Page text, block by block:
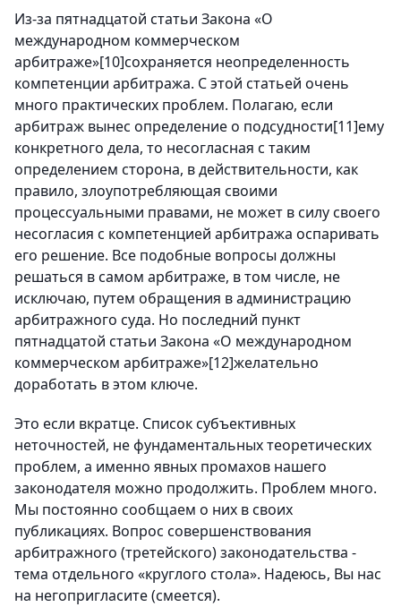
Из-за пятнадцатой статьи Закона «О
международном коммерческом
арбитраже»[10]сохраняется неопределенность
компетенции арбитража. С этой статьей очень
много практических проблем. Полагаю, если
арбитраж вынес определение о подсудности[11]ему
конкретного дела, то несогласная с таким
определением сторона, в действительности, как
правило, злоупотребляющая своими
процессуальными правами, не может в силу своего
несогласия с компетенцией арбитража оспаривать
его решение. Все подобные вопросы должны
решаться в самом арбитраже, в том числе, не
исключаю, путем обращения в администрацию
арбитражного суда. Но последний пункт
пятнадцатой статьи Закона «О международном
коммерческом арбитраже»[12]желательно
доработать в этом ключе.
Это если вкратце. Список субъективных
неточностей, не фундаментальных теоретических
проблем, а именно явных промахов нашего
законодателя можно продолжить. Проблем много.
Мы постоянно сообщаем о них в своих
публикациях. Вопрос совершенствования
арбитражного (третейского) законодательства -
тема отдельного «круглого стола». Надеюсь, Вы нас
на негопригласите (смеется).